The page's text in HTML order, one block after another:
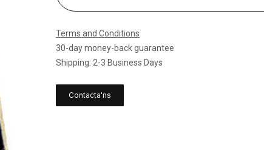
Terms and Conditions
30-day money-back guarantee
Shipping: 2-3 Business Days
Contacta'ns